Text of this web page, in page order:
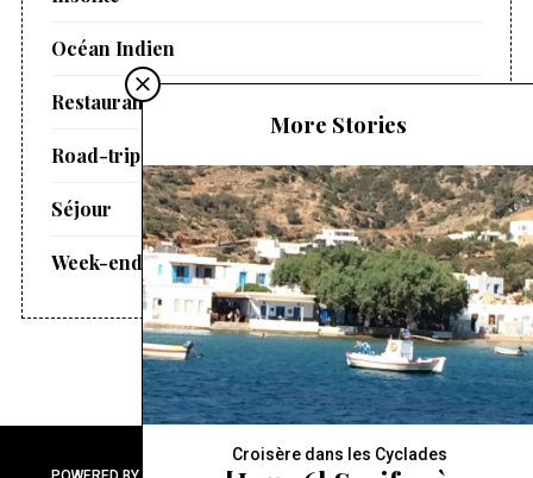
Océan Indien
Restaurant
Road-trip
Séjour
Week-end
More Stories
Croisère dans les Cyclades